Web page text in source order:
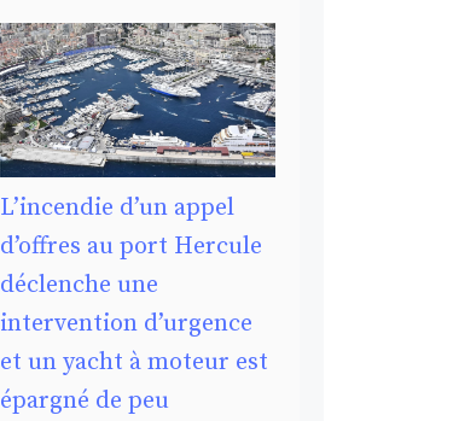
L’incendie d’un appel
d’offres au port Hercule
déclenche une
intervention d’urgence
et un yacht à moteur est
épargné de peu